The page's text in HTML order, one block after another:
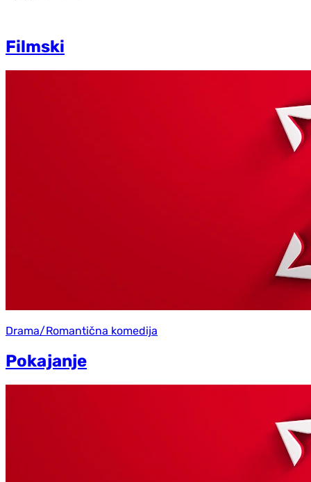
Filmski
Drama/Romantična komedija
Pokajanje